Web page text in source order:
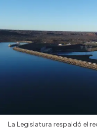
La Legislatura respaldó el